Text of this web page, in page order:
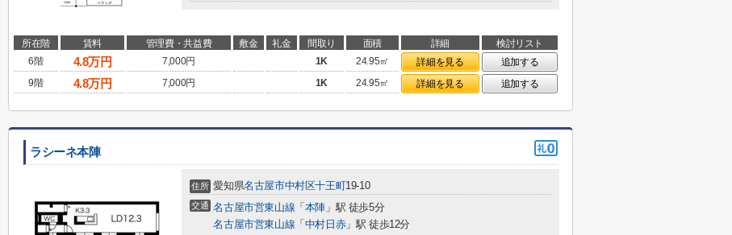
所在階 賃料 管理費・共益費 敷金 礼金 間取り 面積 詳細
検討リスト
6階
4.8万円 7,000円 1K 24.95㎡ 詳細を見る
追加する
9階
4.8万円 7,000円 1K 24.95㎡ 詳細を見る 追加する
ラシーネ本陣
住所 愛知県名古屋市中村区十王町19-10
交通 名古屋市営東山線 「 本陣 」駅 徒歩5分
名古屋市営東山線 「 中村日赤」駅 徒歩12分